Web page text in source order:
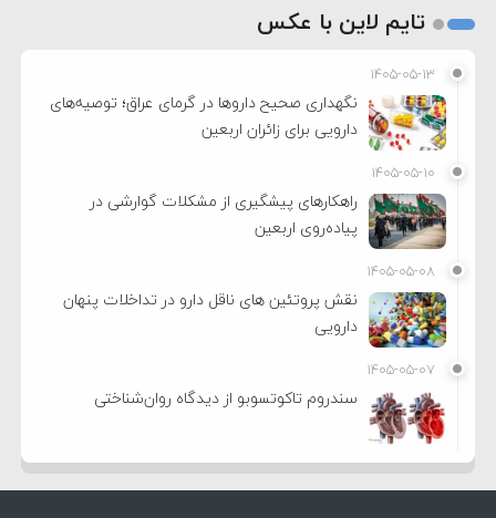
تایم لاین با عکس
۱۴۰۵-۰۵-۱۳
نگهداری صحیح داروها در گرمای عراق؛ توصیه‌های
دارویی برای زائران اربعین
۱۴۰۵-۰۵-۱۰
راهکارهای پیشگیری از مشکلات گوارشی در
پیاده‌روی اربعین
۱۴۰۵-۰۵-۰۸
نقش پروتئین های ناقل دارو در تداخلات پنهان
دارویی
۱۴۰۵-۰۵-۰۷
سندروم تاکوتسوبو از دیدگاه روان‌شناختی